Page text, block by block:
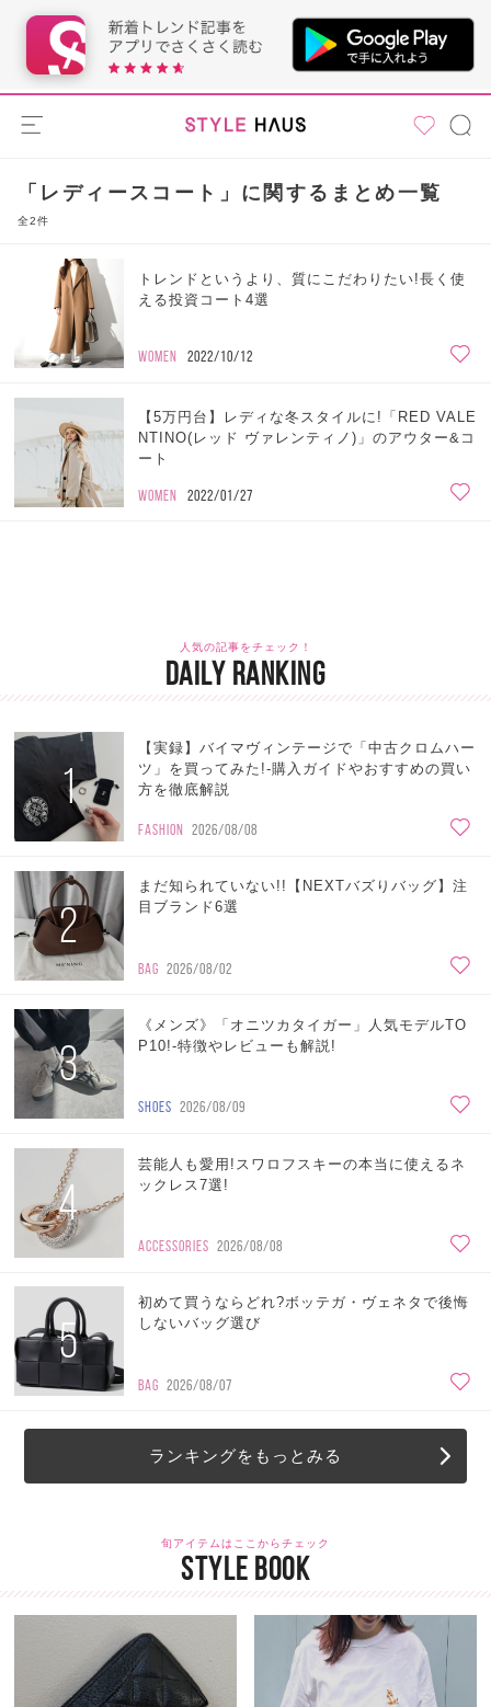
「レディースコート」に関するまとめ一覧
全2件
トレンドというより、質にこだわりたい!長く使
える投資コート4選
WOMEN 2022/10/12
【5万円台】レディな冬スタイルに!「RED VALE
NTINO(レッド ヴァレンティノ)」のアウター&コ
ート
WOMEN 2022/01/27
人気の記事をチェック！
DAILY RANKING
1
【実録】バイマヴィンテージで「中古クロムハー
ツ」を買ってみた!-購入ガイドやおすすめの買い
方を徹底解説
FASHION 2026/08/08
2
まだ知られていない!!【NEXTバズりバッグ】注
目ブランド6選
BAG 2026/08/02
3
《メンズ》「オニツカタイガー」人気モデルTO
P10!-特徴やレビューも解説!
SHOES 2026/08/09
4
芸能人も愛用!スワロフスキーの本当に使えるネ
ックレス7選!
ACCESSORIES 2026/08/08
5
初めて買うならどれ?ボッテガ・ヴェネタで後悔
しないバッグ選び
BAG 2026/08/07
ランキングをもっとみる
旬アイテムはここからチェック
STYLE BOOK